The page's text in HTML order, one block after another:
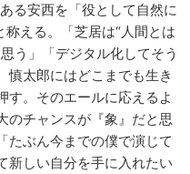
る安西を「役として自然に
称える。「芝居は“人間とは
う」「デジタル化してそう
慎太郎にはどこまでも生き
す。そのエールに応えるよ
のチャンスが『象』だと思
たぶん今までの僕で演じて
新しい自分を手に入れたい